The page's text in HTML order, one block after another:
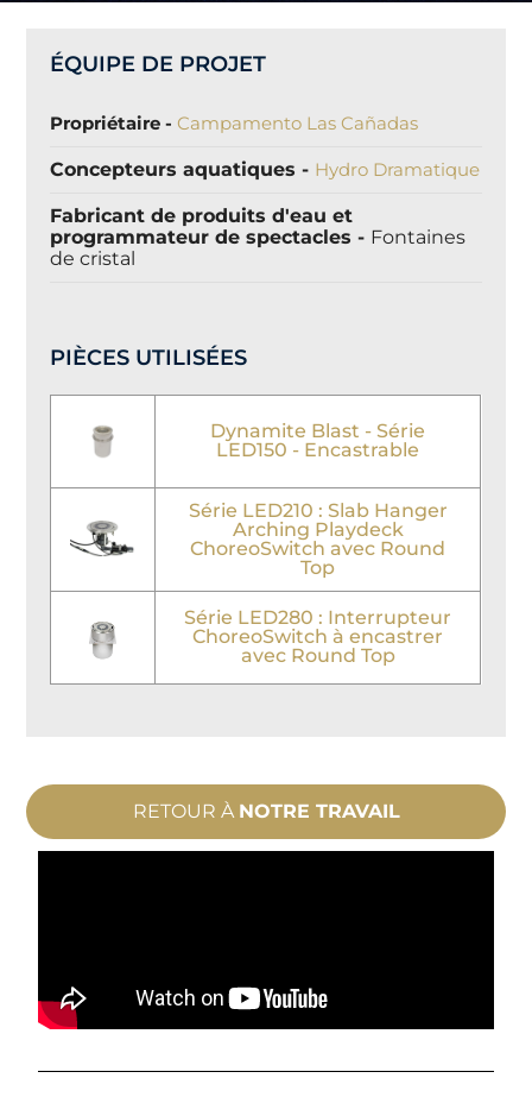
ÉQUIPE DE PROJET
Propriétaire -Campamento Las Cañadas
Concepteurs aquatiques - Hydro Dramatique
Fabricant de produits d'eauet
programmateur de spectacles- Fontaines
de cristal
PIÈCES UTILISÉES
Dynamite Blast - Série
LED150 - Encastrable
Série LED210 : Slab Hanger
Arching Playdeck
ChoreoSwitch avec Round
Top
Série LED280 : Interrupteur
ChoreoSwitch à encastrer
avec Round Top
RETOUR À NOTRE TRAVAIL